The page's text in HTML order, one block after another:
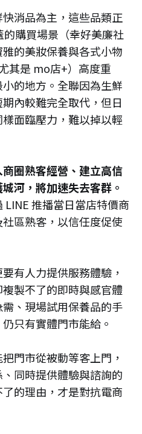
消品為主，這些品類正
購買場景（幸好美廉社
的美妝保養與各式小物
其是 mo店+）高度重
的地方。全聯因為生鮮
內較難完全取代，但日
面臨壓力，難以掉以輕
圈熟客經營、建立高信
河，將加速失去客群。
推播當日當店特價商
區熟客，以信任度促使
有人力提供服務體驗，
製不了的即時與感官體
、現場試用保養品的手
只有實體門市能給。
門市從被動等客上門，
同時提供體驗與諮詢的
的理由，才是對抗電商